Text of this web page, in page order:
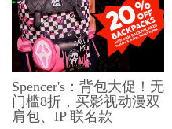
Spencer's：背包大促！无
门槛8折，买影视动漫双
肩包、​​IP 联名款